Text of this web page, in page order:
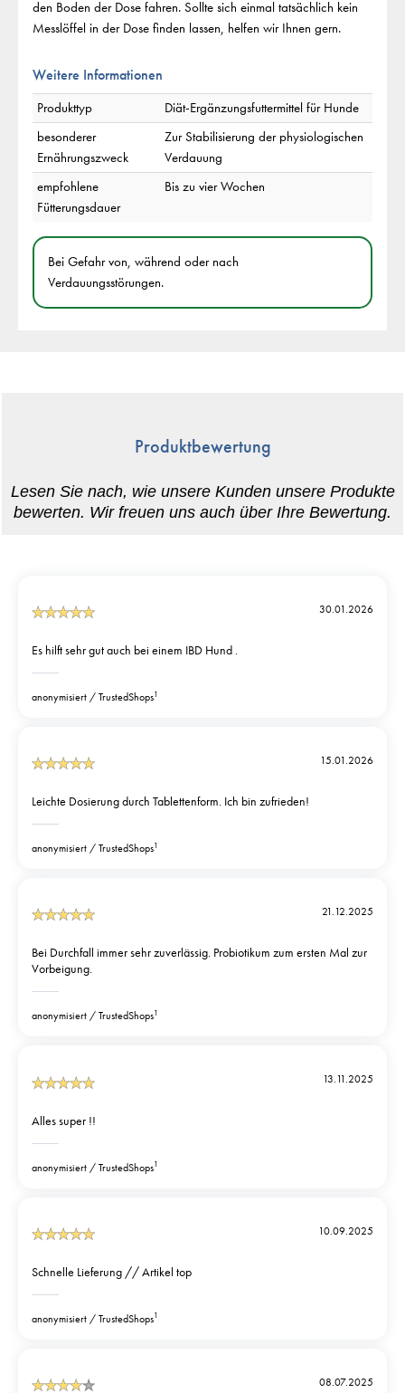
den Boden der Dose fahren. Sollte sich einmal tatsächlich kein
Messlöffel in der Dose finden lassen, helfen wir Ihnen gern.
Weitere Informationen
Produkttyp
Diät-Ergänzungsfuttermittel für Hunde
besonderer
Ernährungszweck
Zur Stabilisierung der physiologischen
Verdauung
empfohlene
Fütterungsdauer
Bis zu vier Wochen
Bei Gefahr von, während oder nach
Verdauungsstörungen.
Produktbewertung
30.01.2026
Es hilft sehr gut auch bei einem IBD Hund .
anonymisiert TrustedShops1
15.01.2026
Leichte Dosierung durch Tablettenform. Ich bin zufrieden!
anonymisiert TrustedShops1
21.12.2025
Bei Durchfall immer sehr zuverlässig. Probiotikum zum ersten Mal zur
Vorbeigung.
anonymisiert TrustedShops1
13.11.2025
Alles super !!
anonymisiert TrustedShops1
10.09.2025
Schnelle Lieferung // Artikel top
anonymisiert TrustedShops1
08.07.2025